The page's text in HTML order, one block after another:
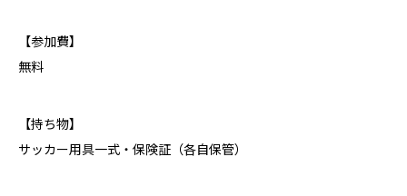
【参加費】
無料
【持ち物】
サッカー用具一式・保険証（各自保管）